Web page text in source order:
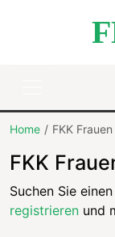
Home FKK
FKK
Suchen Sie
registrieren und